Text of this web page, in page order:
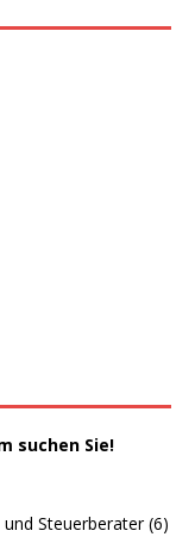
suchen Sie!
und Steuerberater (6)